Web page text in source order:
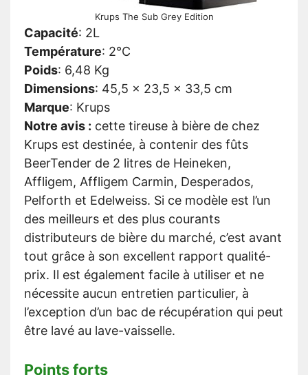
Krups The Sub Grey Edition
Capacité: 2L
Température: 2°C
Poids: 6,48 Kg
Dimensions: 45,5 x 23,5 x 33,5 cm
Marque: Krups
Notre avis : cette tireuse à bière de chez
Krups est destinée, à contenir des fûts
BeerTender de 2 litres de Heineken,
Affligem, Affligem Carmin, Desperados,
Pelforth et Edelweiss. Si ce modèle est l’un
des meilleurs et des plus courants
distributeurs de bière du marché, c’est avant
tout grâce à son excellent rapport qualité-
prix. Il est également facile à utiliser et ne
nécessite aucun entretien particulier, à
l’exception d’un bac de récupération qui peut
être lavé au lave-vaisselle.
Points forts